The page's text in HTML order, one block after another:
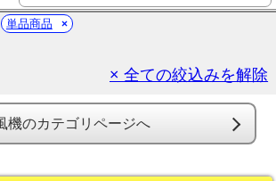
単品商品
× 全ての絞込みを解除
機のカテゴリページへ